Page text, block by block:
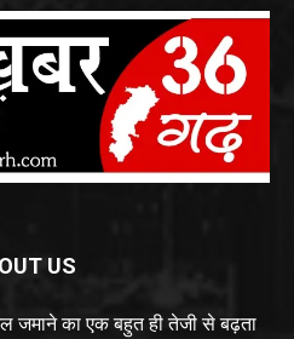
US
जमाने का एक बहुत ही तेजी से बढ़ता